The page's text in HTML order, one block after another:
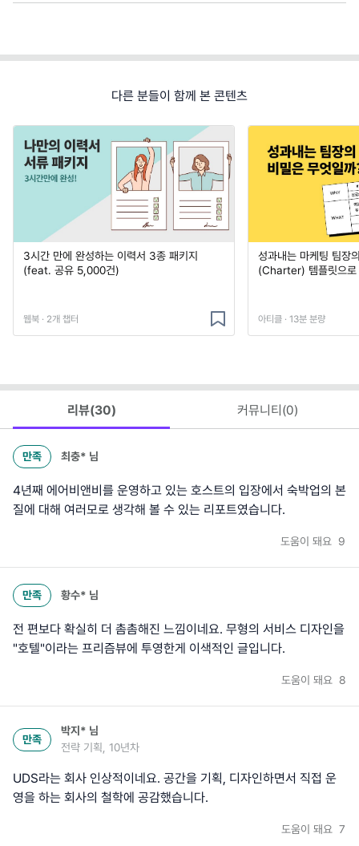
다른 분들이 함께 본 콘텐츠
3시간 만에 완성하는 이력서 3종 패키지
(feat. 공유 5,000건)
웹북 · 2개 챕터
성과내는 마케팅 팀장
(Charter) 템플릿으로
아티클 · 13분 분량
리뷰(30) 커뮤니티(0)
만족 최충* 님
4년째 에어비앤비를 운영하고 있는 호스트의 입장에서 숙박업의 본
질에 대해 여러모로 생각해 볼 수 있는 리포트였습니다.
도움이 돼요 9
만족 황수* 님
전 편보다 확실히 더 촘촘해진 느낌이네요. 무형의 서비스 디자인을
"호텔"이라는 프리즘뷰에 투영한게 이색적인 글입니다.
도움이 돼요 8
만족
박지* 님
전략 기획, 10년차
UDS라는 회사 인상적이네요. 공간을 기획, 디자인하면서 직접 운
영을 하는 회사의 철학에 공감했습니다.
도움이 돼요 7